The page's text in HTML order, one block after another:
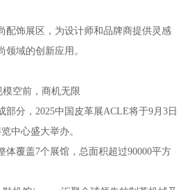
配饰展区，为设计师和品牌商提供灵感
域的创新应用。
空前，商机无限
部分，2025中国皮革展ACLE将于9月3日
中心盛大举办。
体覆盖7个展馆，总面积超过90000平方